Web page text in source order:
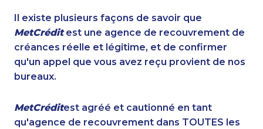
Il existe plusieurs façons de savoir que
MetCréditest une agence de recouvrement de
créances réelle et légitime, et de confirmer
qu'un appel que vous avez reçu provient de nos
bureaux.
MetCréditest agréé et cautionné en tant
qu'agence de recouvrement dans TOUTES les